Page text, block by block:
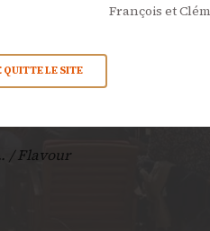
François et
QUITTE LE SITE
Flavour